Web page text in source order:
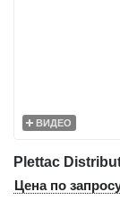
ВИДЕО
Цена по